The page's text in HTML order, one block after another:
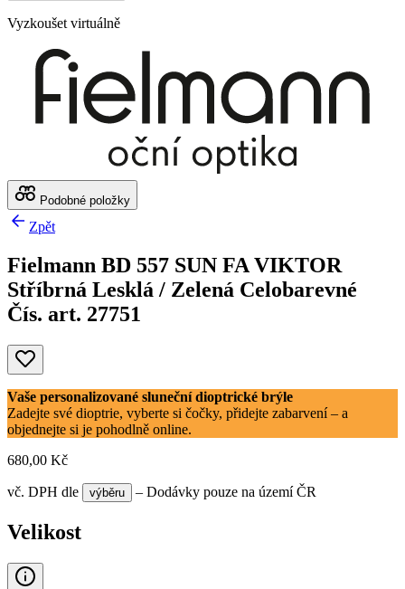
Vyzkoušet virtuálně
Podobné položky
Zpět
Fielmann BD 557 SUN FA VIKTOR
Stříbrná Lesklá / Zelená Celobarevné
Čís. art. 27751
Vaše personalizované sluneční dioptrické brýle
Zadejte své dioptrie, vyberte si čočky, přidejte zabarvení – a
objednejte si je pohodlně online.
680,00 Kč
vč. DPH dle výběru – Dodávky pouze na území ČR
Velikost